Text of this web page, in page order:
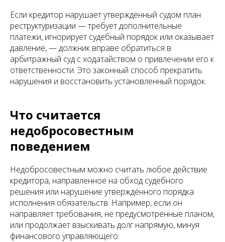
Если кредитор нарушает утверждённый судом план
реструктуризации — требует дополнительные
платежи, игнорирует судебный порядок или оказывает
давление, — должник вправе обратиться в
арбитражный суд с ходатайством о привлечении его к
ответственности. Это законный способ прекратить
нарушения и восстановить установленный порядок.
Что считается
недобросовестным
поведением
Недобросовестным можно считать любое действие
кредитора, направленное на обход судебного
решения или нарушение утверждённого порядка
исполнения обязательств. Например, если он
направляет требования, не предусмотренные планом,
или продолжает взыскивать долг напрямую, минуя
финансового управляющего.